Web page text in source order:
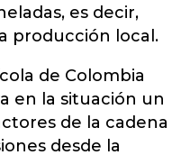
es decir,
producción local.
de Colombia
en la situación un
de la cadena
desde la